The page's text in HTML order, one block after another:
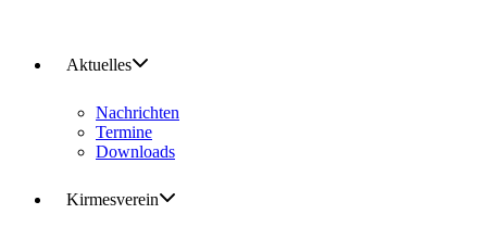
Aktuelles
Nachrichten
Termine
Downloads
Kirmesverein